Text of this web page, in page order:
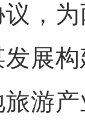
，
展
游